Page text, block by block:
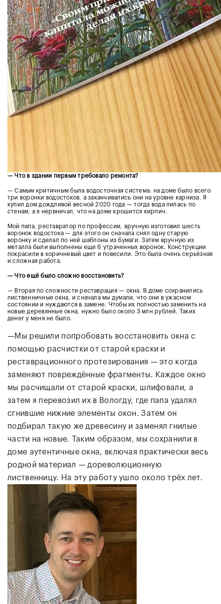
— Что в здании первым требовало ремонта?
— Самым критичным была водосточная система: на доме было всего
три воронки водостоков, а заканчивались они на уровне карниза. Я
купил дом дождливой весной 2020 года — тогда вода лилась по
стенам, а я нервничал, что на доме крошится кирпич.
Мой папа, реставратор по профессии, вручную изготовил шесть
воронок водостока — для этого он сначала снял одну старую
воронку и сделал по ней шаблоны из бумаги. Затем вручную из
металла были выполнены еще 6 утраченных воронок. Конструкции
покрасили в коричневый цвет и повесили. Это была очень серьёзная
и сложная работа.
— Что ещё было сложно восстановить?
— Вторая по сложности реставрация — окна. В доме сохранились
лиственничные окна, и сначала мы думали, что они в ужасном
состоянии и нуждаются в замене. Чтобы их полностью заменить на
новые деревянные окна, нужно было около 3 млн рублей. Таких
денег у меня не было.
—Мы решили попробовать восстановить окна с
помощью расчистки от старой краски и
реставрационного протезирования — это когда
заменяют повреждённые фрагменты. Каждое окно
мы расчищали от старой краски, шлифовали, а
затем я перевозил их в Вологду, где папа удалял
сгнившие нижние элементы окон. Затем он
подбирал такую же древесину и заменял гнилые
части на новые. Таким образом, мы сохранили в
доме аутентичные окна, включая практически весь
родной материал — дореволюционную
лиственницу. На эту работу ушло около трёх лет.